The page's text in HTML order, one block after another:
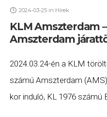
2024-03-25 in Hírek
KLM Amszterdam
Amszterdam
2024.03.24-én a KLM
számú Amszterdam
kor induló, KL 1976 számú